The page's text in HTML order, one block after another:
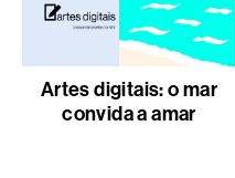
Artes digitais: o mar
convida a amar